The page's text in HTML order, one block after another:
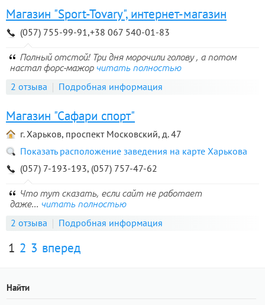
Магазин "Sport-Tovary", интернет-магазин
(057) 755-99-91,+38 067 540-01-83
Полный отстой! Три дня морочили голову , а потом
настал форс-мажор читать полностью
2 отзыва Подробная информация
Магазин "Сафари спорт"
г. Харьков, проспект Московский, д. 47
Показать расположение заведения на карте Харькова
(057) 7-193-193, (057) 757-47-62
Что тут сказать, если сайт не работает
даже... читать полностью
2 отзыва Подробная информация
1 2 3 вперед
Найти